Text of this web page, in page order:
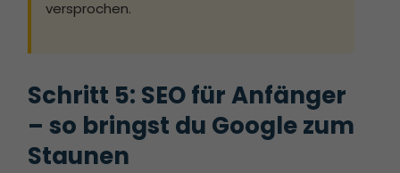
versprochen.
Schritt 5: SEO für Anfänger
– so bringst du Google zum
Staunen